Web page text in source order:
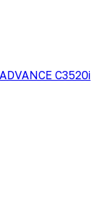
C3520i